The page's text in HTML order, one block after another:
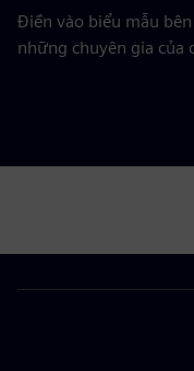
Điền vào biểu mẫu
những chuyên gia của